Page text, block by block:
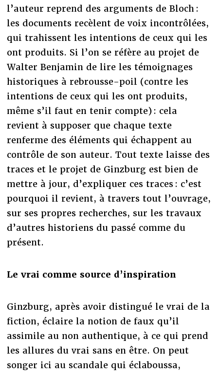
l’auteur reprend des arguments de Bloch :
les documents recèlent de voix incontrôlées,
qui trahissent les intentions de ceux qui les
ont produits. Si l’on se réfère au projet de
Walter Benjamin de lire les témoignages
historiques à rebrousse-poil (contre les
intentions de ceux qui les ont produits,
même s’il faut en tenir compte) : cela
revient à supposer que chaque texte
renferme des éléments qui échappent au
contrôle de son auteur. Tout texte laisse des
traces et le projet de Ginzburg est bien de
mettre à jour, d’expliquer ces traces : c’est
pourquoi il revient, à travers tout l’ouvrage,
sur ses propres recherches, sur les travaux
d’autres historiens du passé comme du
présent.
Le vrai comme source d’inspiration
Ginzburg, après avoir distingué le vrai de la
fiction, éclaire la notion de faux qu’il
assimile au non authentique, à ce qui prend
les allures du vrai sans en être. On peut
songer ici au scandale qui éclaboussa,